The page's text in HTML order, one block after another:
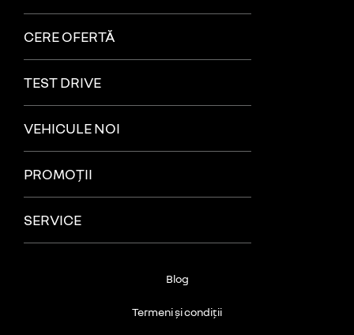
CERE OFERTĂ
TEST DRIVE
VEHICULE NOI
PROMOȚII
SERVICE
Blog
Termeni și condiții